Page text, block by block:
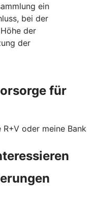
ein
bei der
der
der
für
oder meine Bank